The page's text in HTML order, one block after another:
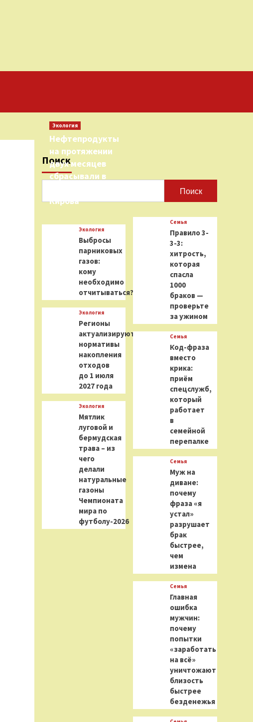
Поиск
Поиск
Экология
Нефтепродукты
на протяжении
двух месяцев
сбрасывали в
Кирова
Экология
Выбросы
парниковых
газов:
кому
необходимо
отчитываться?
Экология
Регионы
актуализируют
нормативы
накопления
отходов
до 1 июля
2027 года
Экология
Мятлик
луговой и
бермудская
трава – из
чего
делали
натуральные
газоны
Чемпионата
мира по
футболу-2026
Семья
Правило 3-
3-3:
хитрость,
которая
спасла
1000
браков —
проверьте
за ужином
Семья
Код-фраза
вместо
крика:
приём
спецслужб,
который
работает
в
семейной
перепалке
Семья
Муж на
диване:
почему
фраза «я
устал»
разрушает
брак
быстрее,
чем
измена
Семья
Главная
ошибка
мужчин:
почему
попытки
«заработать
на всё»
уничтожают
близость
быстрее
безденежья